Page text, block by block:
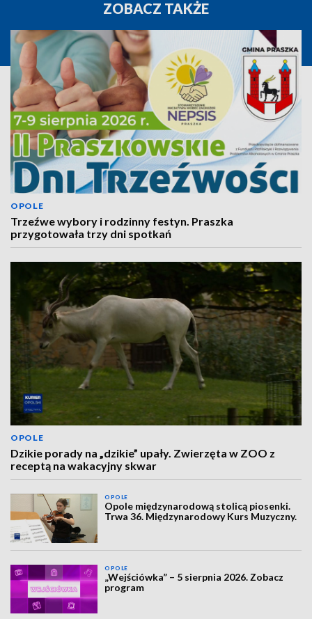
ZOBACZ TAKŻE
OPOLE
Trzeźwe wybory i rodzinny festyn. Praszka
przygotowała trzy dni spotkań
OPOLE
Dzikie porady na „dzikie” upały. Zwierzęta w ZOO z
receptą na wakacyjny skwar
OPOLE
Opole międzynarodową stolicą piosenki.
Trwa 36. Międzynarodowy Kurs Muzyczny.
OPOLE
„Wejściówka” – 5 sierpnia 2026. Zobacz
program